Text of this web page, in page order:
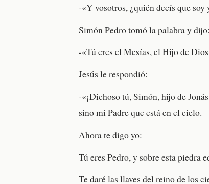
-«Y vosotros, ¿quién decís que soy
Simón Pedro tomó la palabra y dijo:
-«Tú eres el Mesías, el Hijo de
Jesús le respondió:
-«¡Dichoso tú, Simón, hijo de
sino mi Padre que está en el cielo.
Ahora te digo yo:
Tú eres Pedro, y sobre esta
Te daré las llaves del reino de los